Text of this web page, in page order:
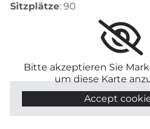
Sitzplätze: 90
Bitte akzeptieren Sie
um diese Karte
Accept